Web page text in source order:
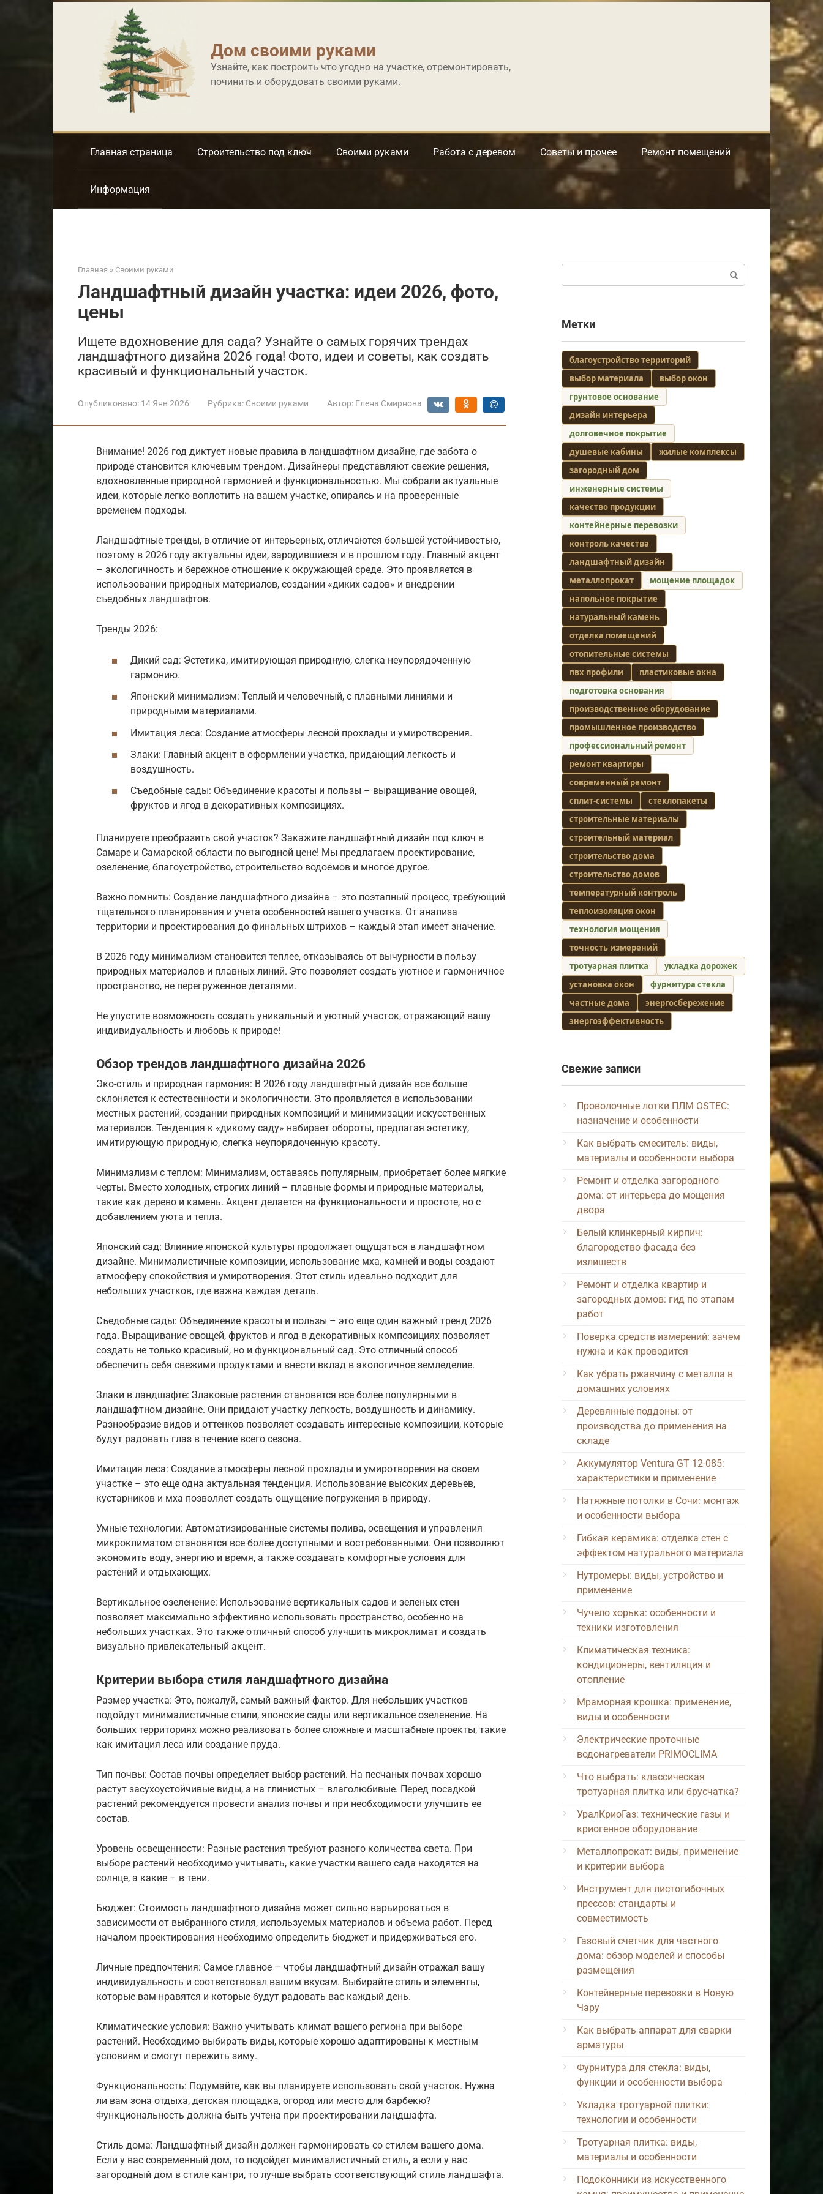
Дом своими руками
Узнайте, как построить что угодно на участке, отремонтировать,
починить и оборудовать своими руками.
Главная страница Строительство под ключ Своими руками Работа с деревом Советы и прочее Ремонт помещений
Информация
Главная » Своими руками
Ландшафтный дизайн участка: идеи 2026, фото,
цены
Ищете вдохновение для сада? Узнайте о самых горячих трендах
ландшафтного дизайна 2026 года! Фото, идеи и советы, как создать
красивый и функциональный участок.
Опубликовано: 14 Янв 2026 Рубрика: Своими руками Автор: Елена Смирнова
Внимание! 2026 год диктует новые правила в ландшафтном дизайне, где забота о
природе становится ключевым трендом. Дизайнеры представляют свежие решения,
вдохновленные природной гармонией и функциональностью. Мы собрали актуальные
идеи, которые легко воплотить на вашем участке, опираясь и на проверенные
временем подходы.
Ландшафтные тренды, в отличие от интерьерных, отличаются большей устойчивостью,
поэтому в 2026 году актуальны идеи, зародившиеся и в прошлом году. Главный акцент
– экологичность и бережное отношение к окружающей среде. Это проявляется в
использовании природных материалов, создании «диких садов» и внедрении
съедобных ландшафтов.
Тренды 2026:
Дикий сад: Эстетика, имитирующая природную, слегка неупорядоченную
гармонию.
Японский минимализм: Теплый и человечный, с плавными линиями и
природными материалами.
Имитация леса: Создание атмосферы лесной прохлады и умиротворения.
Злаки: Главный акцент в оформлении участка, придающий легкость и
воздушность.
Съедобные сады: Объединение красоты и пользы – выращивание овощей,
фруктов и ягод в декоративных композициях.
Планируете преобразить свой участок? Закажите ландшафтный дизайн под ключ в
Самаре и Самарской области по выгодной цене! Мы предлагаем проектирование,
озеленение, благоустройство, строительство водоемов и многое другое.
Важно помнить: Создание ландшафтного дизайна – это поэтапный процесс, требующий
тщательного планирования и учета особенностей вашего участка. От анализа
территории и проектирования до финальных штрихов – каждый этап имеет значение.
В 2026 году минимализм становится теплее, отказываясь от вычурности в пользу
природных материалов и плавных линий. Это позволяет создать уютное и гармоничное
пространство, не перегруженное деталями.
Не упустите возможность создать уникальный и уютный участок, отражающий вашу
индивидуальность и любовь к природе!
Обзор трендов ландшафтного дизайна 2026
Эко-стиль и природная гармония: В 2026 году ландшафтный дизайн все больше
склоняется к естественности и экологичности. Это проявляется в использовании
местных растений, создании природных композиций и минимизации искусственных
материалов. Тенденция к «дикому саду» набирает обороты, предлагая эстетику,
имитирующую природную, слегка неупорядоченную красоту.
Минимализм с теплом: Минимализм, оставаясь популярным, приобретает более мягкие
черты. Вместо холодных, строгих линий – плавные формы и природные материалы,
такие как дерево и камень. Акцент делается на функциональности и простоте, но с
добавлением уюта и тепла.
Японский сад: Влияние японской культуры продолжает ощущаться в ландшафтном
дизайне. Минималистичные композиции, использование мха, камней и воды создают
атмосферу спокойствия и умиротворения. Этот стиль идеально подходит для
небольших участков, где важна каждая деталь.
Съедобные сады: Объединение красоты и пользы – это еще один важный тренд 2026
года. Выращивание овощей, фруктов и ягод в декоративных композициях позволяет
создать не только красивый, но и функциональный сад. Это отличный способ
обеспечить себя свежими продуктами и внести вклад в экологичное земледелие.
Злаки в ландшафте: Злаковые растения становятся все более популярными в
ландшафтном дизайне. Они придают участку легкость, воздушность и динамику.
Разнообразие видов и оттенков позволяет создавать интересные композиции, которые
будут радовать глаз в течение всего сезона.
Имитация леса: Создание атмосферы лесной прохлады и умиротворения на своем
участке – это еще одна актуальная тенденция. Использование высоких деревьев,
кустарников и мха позволяет создать ощущение погружения в природу.
Умные технологии: Автоматизированные системы полива, освещения и управления
микроклиматом становятся все более доступными и востребованными. Они позволяют
экономить воду, энергию и время, а также создавать комфортные условия для
растений и отдыхающих.
Вертикальное озеленение: Использование вертикальных садов и зеленых стен
позволяет максимально эффективно использовать пространство, особенно на
небольших участках. Это также отличный способ улучшить микроклимат и создать
визуально привлекательный акцент.
Критерии выбора стиля ландшафтного дизайна
Размер участка: Это, пожалуй, самый важный фактор. Для небольших участков
подойдут минималистичные стили, японские сады или вертикальное озеленение. На
больших территориях можно реализовать более сложные и масштабные проекты, такие
как имитация леса или создание пруда.
Тип почвы: Состав почвы определяет выбор растений. На песчаных почвах хорошо
растут засухоустойчивые виды, а на глинистых – влаголюбивые. Перед посадкой
растений рекомендуется провести анализ почвы и при необходимости улучшить ее
состав.
Уровень освещенности: Разные растения требуют разного количества света. При
выборе растений необходимо учитывать, какие участки вашего сада находятся на
солнце, а какие – в тени.
Бюджет: Стоимость ландшафтного дизайна может сильно варьироваться в
зависимости от выбранного стиля, используемых материалов и объема работ. Перед
началом проектирования необходимо определить бюджет и придерживаться его.
Личные предпочтения: Самое главное – чтобы ландшафтный дизайн отражал вашу
индивидуальность и соответствовал вашим вкусам. Выбирайте стиль и элементы,
которые вам нравятся и которые будут радовать вас каждый день.
Климатические условия: Важно учитывать климат вашего региона при выборе
растений. Необходимо выбирать виды, которые хорошо адаптированы к местным
условиям и смогут пережить зиму.
Функциональность: Подумайте, как вы планируете использовать свой участок. Нужна
ли вам зона отдыха, детская площадка, огород или место для барбекю?
Функциональность должна быть учтена при проектировании ландшафта.
Стиль дома: Ландшафтный дизайн должен гармонировать со стилем вашего дома.
Если у вас современный дом, то подойдет минималистичный стиль, а если у вас
загородный дом в стиле кантри, то лучше выбрать соответствующий стиль ландшафта.
Метки
благоустройство территорий
выбор материала
выбор окон
грунтовое основание
дизайн интерьера
долговечное покрытие
душевые кабины
жилые комплексы
загородный дом
инженерные системы
качество продукции
контейнерные перевозки
контроль качества
ландшафтный дизайн
металлопрокат
мощение площадок
напольное покрытие
натуральный камень
отделка помещений
отопительные системы
пвх профили
пластиковые окна
подготовка основания
производственное оборудование
промышленное производство
профессиональный ремонт
ремонт квартиры
современный ремонт
сплит-системы
стеклопакеты
строительные материалы
строительный материал
строительство дома
строительство домов
температурный контроль
теплоизоляция окон
технология мощения
точность измерений
тротуарная плитка
укладка дорожек
установка окон
фурнитура стекла
частные дома
энергосбережение
энергоэффективность
Свежие записи
Проволочные лотки ПЛМ OSTEC:
назначение и особенности
Как выбрать смеситель: виды,
материалы и особенности выбора
Ремонт и отделка загородного
дома: от интерьера до мощения
двора
Белый клинкерный кирпич:
благородство фасада без
излишеств
Ремонт и отделка квартир и
загородных домов: гид по этапам
работ
Поверка средств измерений: зачем
нужна и как проводится
Как убрать ржавчину с металла в
домашних условиях
Деревянные поддоны: от
производства до применения на
складе
Аккумулятор Ventura GT 12-085:
характеристики и применение
Натяжные потолки в Сочи: монтаж
и особенности выбора
Гибкая керамика: отделка стен с
эффектом натурального материала
Нутромеры: виды, устройство и
применение
Чучело хорька: особенности и
техники изготовления
Климатическая техника:
кондиционеры, вентиляция и
отопление
Мраморная крошка: применение,
виды и особенности
Электрические проточные
водонагреватели PRIMOCLIMA
Что выбрать: классическая
тротуарная плитка или брусчатка?
УралКриоГаз: технические газы и
криогенное оборудование
Металлопрокат: виды, применение
и критерии выбора
Инструмент для листогибочных
прессов: стандарты и
совместимость
Газовый счетчик для частного
дома: обзор моделей и способы
размещения
Контейнерные перевозки в Новую
Чару
Как выбрать аппарат для сварки
арматуры
Фурнитура для стекла: виды,
функции и особенности выбора
Укладка тротуарной плитки:
технологии и особенности
Тротуарная плитка: виды,
материалы и особенности
Подоконники из искусственного